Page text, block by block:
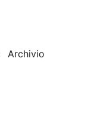
Archivio